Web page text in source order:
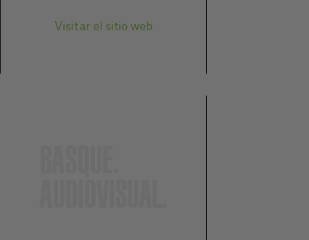
Visitar el sitio web